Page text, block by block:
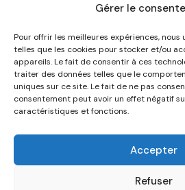
Gérer le
Pour offrir les meilleures expériences, nous
telles que les cookies pour stocker et/ou
appareils. Le fait de consentir à ces
traiter des données telles que le
uniques sur ce site. Le fait de ne pas
consentement peut avoir un effet négatif
caractéristiques et fonctions.
Accepter
Refuser
NOUS CONNAÎTRE